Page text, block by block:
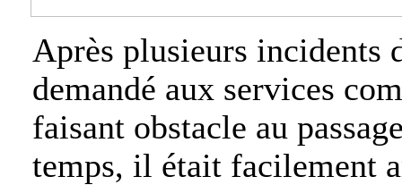
Après plusieurs incidents
demandé aux services
faisant obstacle au
temps, il était facilement